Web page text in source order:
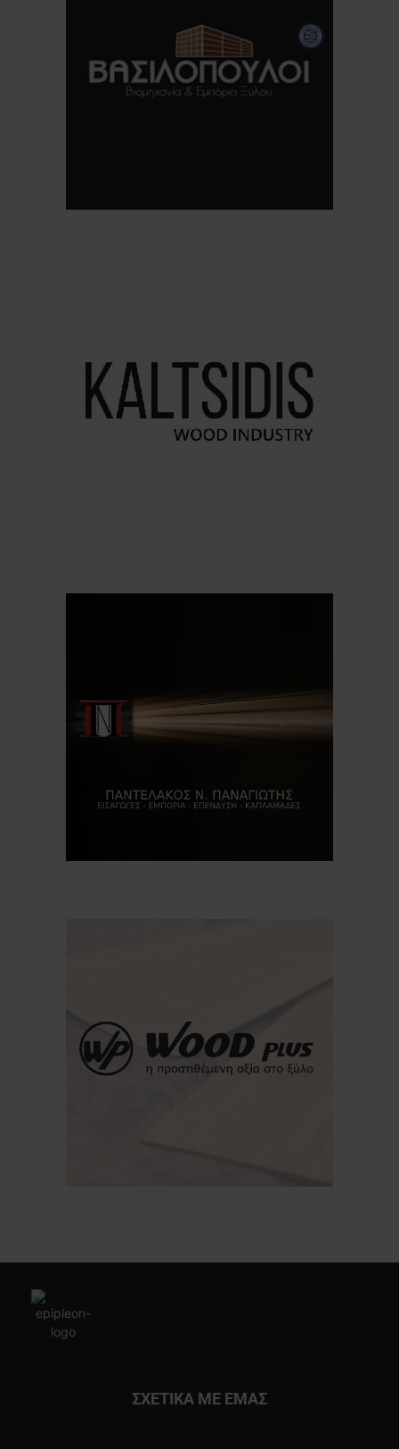
ΣΧΕΤΙΚΑ ΜΕ ΕΜΑΣ